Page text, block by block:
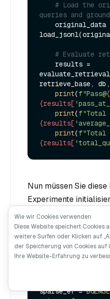
# Load the
queries and
# Evaluate
retrieve_base,
print(f"Pass@
{results[
print(
{results[
print(
{results[
Nun müssen Sie
Experimente
der PyMilvus-
anderen Modellen
dense_ef =
,
sparse_ef =
Wie wir Cookies verwenden
Diese Website speichert Cookies
weitere Surfen oder Klicken auf
der Speicherung von Cookies auf
Ihre Website-Erfahrung zu